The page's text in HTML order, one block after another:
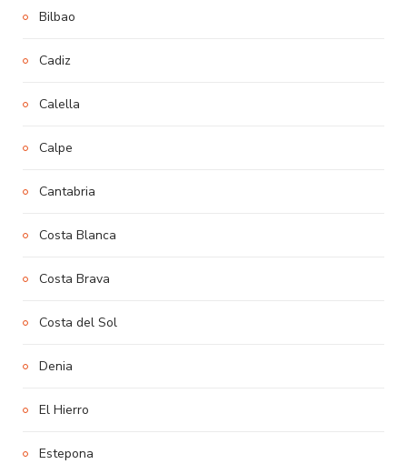
Bilbao
Cadiz
Calella
Calpe
Cantabria
Costa Blanca
Costa Brava
Costa del Sol
Denia
El Hierro
Estepona